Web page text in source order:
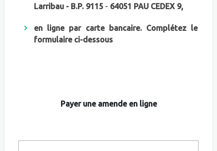
Larribau - B.P. 9115 - 64051 PAU CEDEX 9,
en ligne par carte bancaire. Complétez le
formulaire ci-dessous